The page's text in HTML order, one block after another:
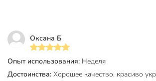
Страна производства
Коллекция
Оксана Б
Опыт использования: Неделя
Достоинства: Хорошее качество, красиво